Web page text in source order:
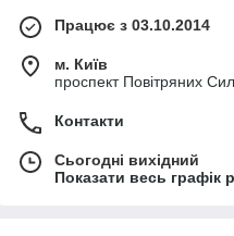
Працює з 03.10.2014
м. Київ
проспект Повітряних
Контакти
Сьогодні вихідний
Показати весь графік